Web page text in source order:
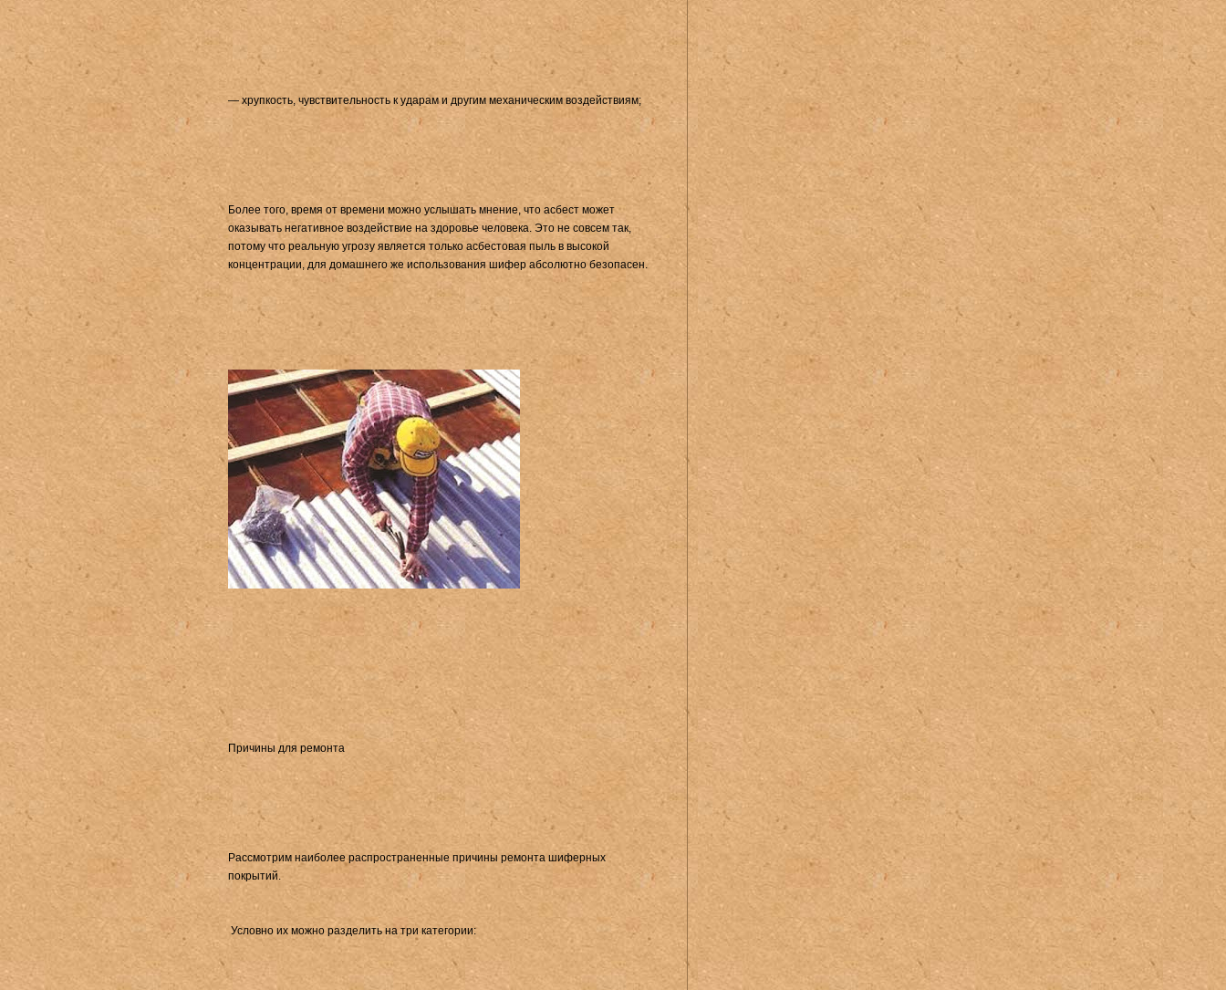
— хрупкость, чувствительность к ударам и другим механическим воздействиям;
Более того, время от времени можно услышать мнение, что асбест может
оказывать негативное воздействие на здоровье человека. Это не совсем так,
потому что реальную угрозу является только асбестовая пыль в высокой
концентрации, для домашнего же использования шифер абсолютно безопасен.
Причины для ремонта
Рассмотрим наиболее распространенные причины ремонта шиферных
покрытий.
Условно их можно разделить на три категории: